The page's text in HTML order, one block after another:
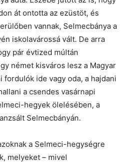
át ontotta az ezüstöt, és
vannak, Selmecbánya a
iskolavárossá vált. De arra
pár évtized múltán
német kisváros lesz a Magyar
fordulók ide vagy oda, a hajdani
a csendes vasárnapi
hegyek ölelésében, a
Selmecbányán.
a Selmeci-hegységre
melyeket – mivel